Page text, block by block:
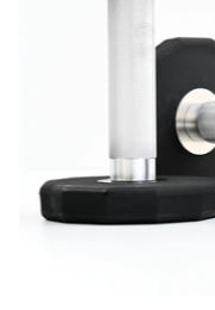
Abrir media 3 em modal